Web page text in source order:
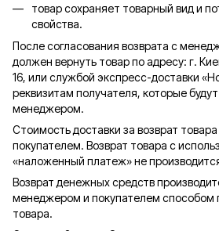
товар сохраняет товарный вид и
свойства.
После согласования возврата с
должен вернуть товар по адресу: г.
16, или службой экспресс-доставки
реквизитам получателя, которые
менеджером.
Стоимость доставки за возврат
покупателем. Возврат товара с
«наложенный платеж» не
Возврат денежных средств
менеджером и покупателем способом
товара.